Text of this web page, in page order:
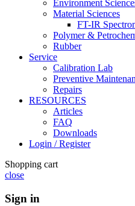
Environment
Material Sciences
FT-IR
Polymer &
Rubber
Service
Calibration Lab
Preventive
Repairs
RESOURCES
Articles
FAQ
Downloads
Login / Register
Shopping cart
close
Sign in